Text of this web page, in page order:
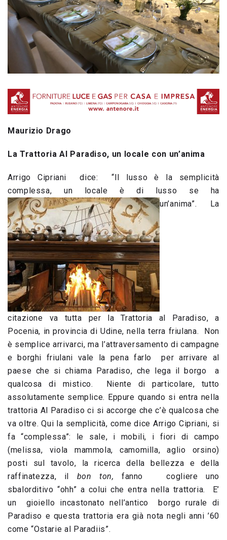
Maurizio Drago
La Trattoria Al Paradiso, un locale con un’anima
Arrigo Cipriani dice: “Il lusso è la semplicità
complessa, un locale è di lusso se ha
un’anima”. La
citazione va tutta per la Trattoria al Paradiso, a
Pocenia, in provincia di Udine, nella terra friulana. Non
è semplice arrivarci, ma l’attraversamento di campagne
e borghi friulani vale la pena farlo per arrivare al
paese che si chiama Paradiso, che lega il borgo a
qualcosa di mistico. Niente di particolare, tutto
assolutamente semplice. Eppure quando si entra nella
trattoria Al Paradiso ci si accorge che c’è qualcosa che
va oltre. Qui la semplicità, come dice Arrigo Cipriani, si
fa “complessa”: le sale, i mobili, i fiori di campo
(melissa, viola mammola, camomilla, aglio orsino)
posti sul tavolo, la ricerca della bellezza e della
raffinatezza, il bon ton, fanno cogliere uno
sbalorditivo “ohh” a colui che entra nella trattoria. E’
un gioiello incastonato nell’antico borgo rurale di
Paradiso e questa trattoria era già nota negli anni ’60
come “Ostarie al Paradiis”.